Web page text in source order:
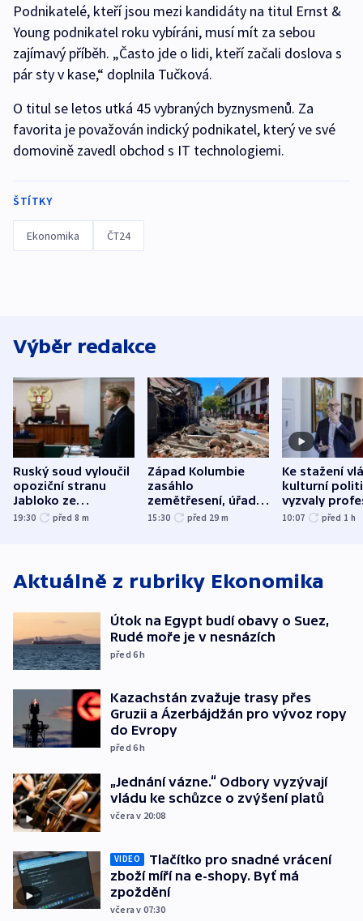
Podnikatelé, kteří jsou mezi kandidáty na titul Ernst &
Young podnikatel roku vybíráni, musí mít za sebou
zajímavý příběh. „Často jde o lidi, kteří začali doslova s
pár sty v kase,“ doplnila Tučková.
O titul se letos utká 45 vybraných byznysmenů. Za
favorita je považován indický podnikatel, který ve své
domovině zavedl obchod s IT technologiemi.
ŠTÍTKY
Ekonomika ČT24
Výběr redakce
Ruský soud vyloučil
opoziční stranu
Jabloko ze
zářijových „voleb“
19:30 před 8 m
Západ Kolumbie
zasáhlo
zemětřesení, úřady
hlásí přes sto obětí
15:30 před 29 m
Ke stažení
kulturní
vyzvaly
organizace,
10:07 před 1 h
Aktuálně z rubriky Ekonomika
Útok na Egypt budí obavy o Suez,
Rudé moře je v nesnázích
před 6h
Kazachstán zvažuje trasy přes
Gruzii a Ázerbájdžán pro vývoz ropy
do Evropy
před 6h
„Jednání vázne.“ Odbory vyzývají
vládu ke schůzce o zvýšení platů
včera v 20:08
VIDEO
Tlačítko pro snadné vrácení
zboží míří na e-shopy. Byť má
zpoždění
včera v 07:30